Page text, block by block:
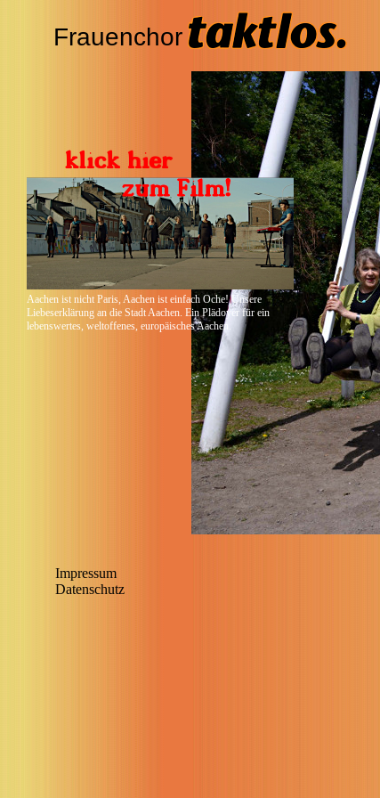
Aachen ist nicht Paris, Aachen ist einfach Oche! Unsere
Liebeserklärung an die Stadt Aachen. Ein Plädoyer für ein
lebenswertes, weltoffenes, europäisches Aachen.
Impressum
Datenschutz
Frauenchor